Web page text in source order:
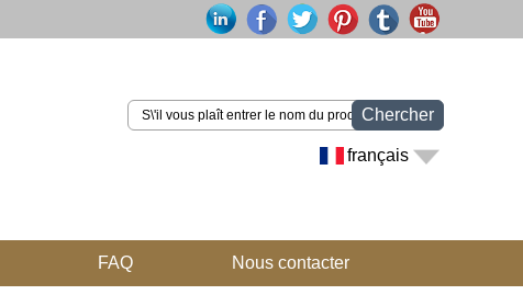
Chercher
français
FAQ Nous contacter